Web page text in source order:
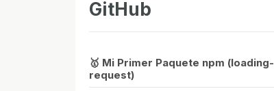
GitHub
🥇 Mi Primer Paquete npm (loading-
request)